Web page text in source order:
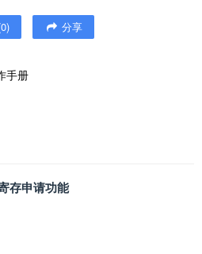
0) 分享
手册
存申请功能